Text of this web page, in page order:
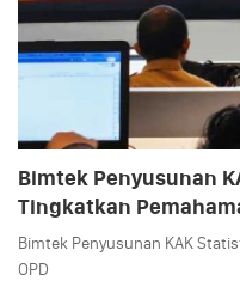
Bimtek Penyusunan
Tingkatkan
Bimtek Penyusunan KAK
OPD